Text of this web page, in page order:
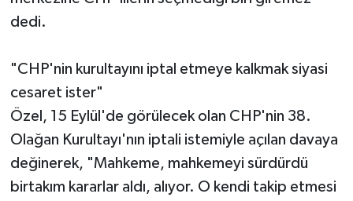
dedi.
"CHP'nin kurultayını iptal etmeye kalkmak siyasi
cesaret ister"
Özel, 15 Eylül'de görülecek olan CHP'nin 38.
Olağan Kurultayı'nın iptali istemiyle açılan davaya
değinerek, "Mahkeme, mahkemeyi sürdürdü
birtakım kararlar aldı, alıyor. O kendi takip etmesi